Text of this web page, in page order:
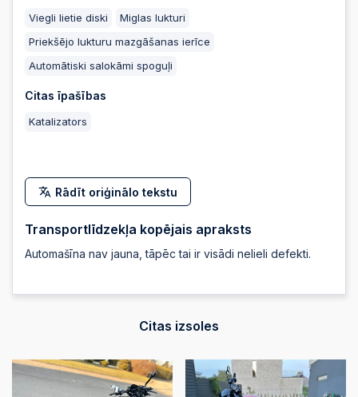
2026-06-12 20:23:50
2026-06-12 20:23:47
2026-06-12 20:23:44
Viegli lietie diski
Miglas lukturi
Priekšējo lukturu mazgāšanas ierīce
Automātiski salokāmi spoguļi
Citas īpašības
Katalizators
Rādīt oriģinālo tekstu
Transportlīdzekļa kopējais apraksts
Automašīna nav jauna, tāpēc tai ir visādi nelieli defekti.
Citas izsoles